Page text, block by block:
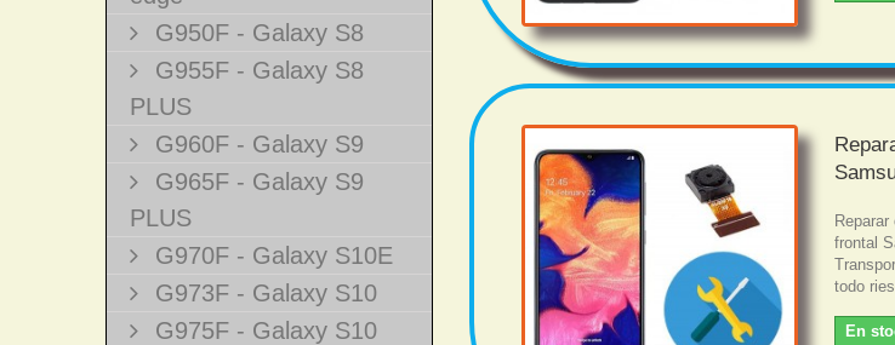
G950F - Galaxy S8
G955F - Galaxy S8
PLUS
G960F - Galaxy S9
G965F - Galaxy S9
PLUS
G970F - Galaxy S10E
G973F - Galaxy S10
G975F - Galaxy S10
frontal
todo
En